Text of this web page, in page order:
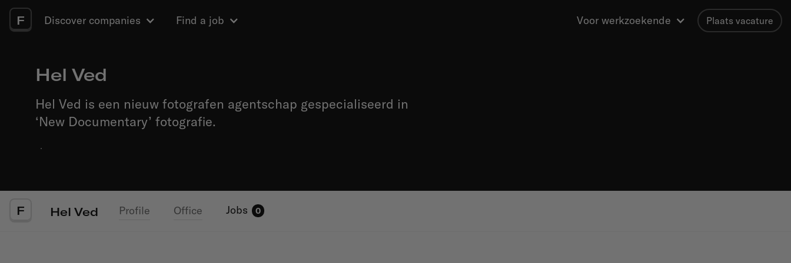
F Discover companies Find a job Voor werkzoekende Plaats vacature
Hel Ved
Hel Ved is een nieuw fotografen agentschap gespecialiseerd in
‘New Documentary’ fotografie.
·
F Hel Ved Profile Office Jobs 0